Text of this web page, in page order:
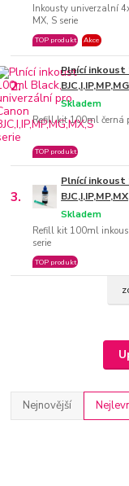
Inkousty univerzalní
MX, S serie
TOP produkt Akce
2.
Plnící inkoust
Refill kit 100ml černá
Skladem
TOP produkt
3.
Plnící inkoust
Refill kit 100ml
serie
Skladem
TOP produkt
Nejnovější